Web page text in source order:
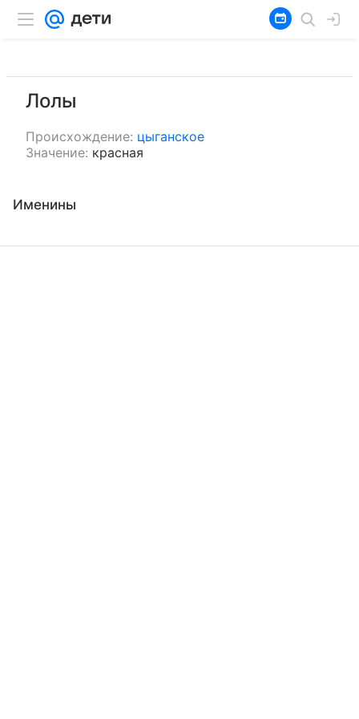
Лолы
Происхождение: цыганское
Значение: красная
Именины